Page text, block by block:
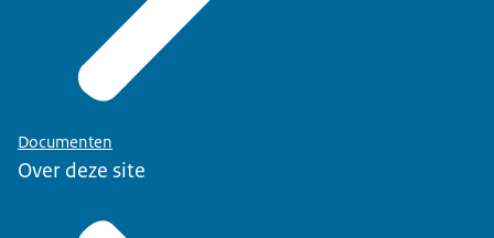
Documenten
Over deze site